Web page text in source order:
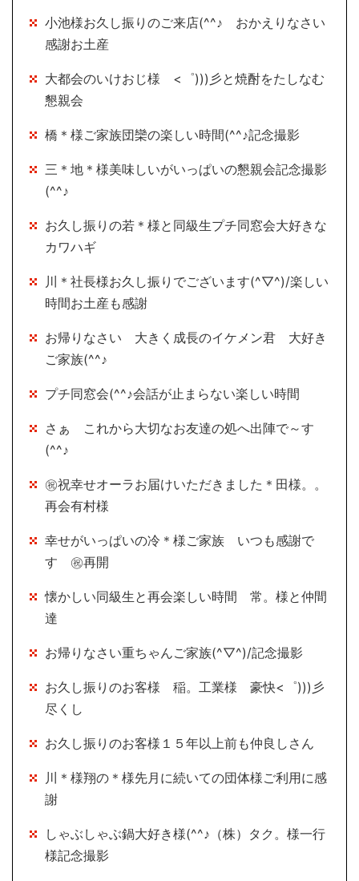
小池様お久し振りのご来店(^^♪ おかえりなさい
感謝お土産
大都会のいけおじ様 <゜)))彡と焼酎をたしなむ
懇親会
橋＊様ご家族団欒の楽しい時間(^^♪記念撮影
三＊地＊様美味しいがいっぱいの懇親会記念撮影
(^^♪
お久し振りの若＊様と同級生プチ同窓会大好きな
カワハギ
川＊社長様お久し振りでございます(^▽^)/楽しい
時間お土産も感謝
お帰りなさい 大きく成長のイケメン君 大好き
ご家族(^^♪
プチ同窓会(^^♪会話が止まらない楽しい時間
さぁ これから大切なお友達の処へ出陣で～す
(^^♪
㊗祝幸せオーラお届けいただきました＊田様。。
再会有村様
幸せがいっぱいの冷＊様ご家族 いつも感謝で
す ㊗再開
懐かしい同級生と再会楽しい時間 常。様と仲間
達
お帰りなさい重ちゃんご家族(^▽^)/記念撮影
お久し振りのお客様 稲。工業様 豪快<゜)))彡
尽くし
お久し振りのお客様１５年以上前も仲良しさん
川＊様翔の＊様先月に続いての団体様ご利用に感
謝
しゃぶしゃぶ鍋大好き様(^^♪（株）タク。様一行
様記念撮影